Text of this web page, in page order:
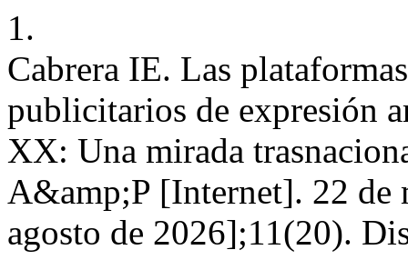
1.
Cabrera IE. Las
publicitarios de expresión
XX: Una mirada
A&amp;P [Internet]. 22 de
agosto de 2026];11(20).